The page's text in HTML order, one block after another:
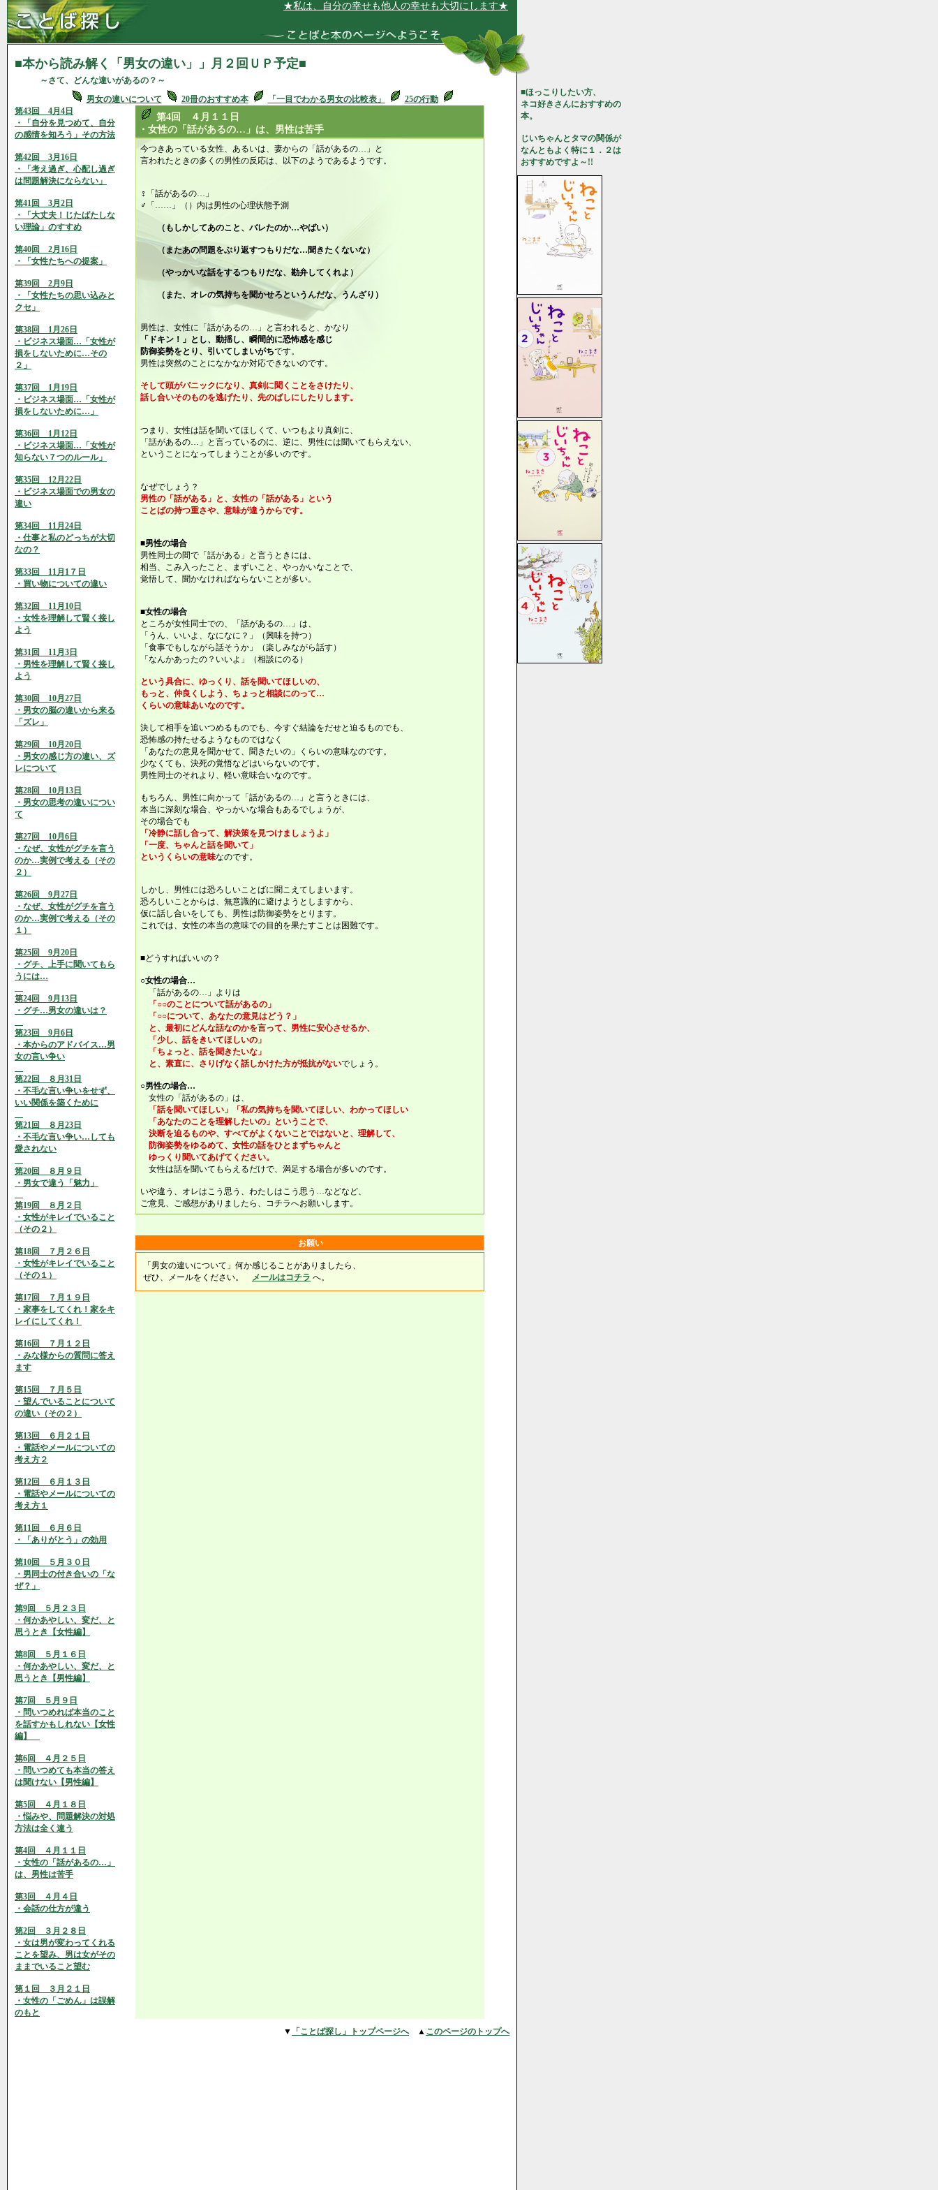
★私は、自分の幸せも他人の幸せも大切にします★
■本から読み解く「男女の違い」」月２回ＵＰ予定■
～さて、どんな違いがあるの？～
男女の違いについて
20冊のおすすめ本 「一目でわかる男女の比較表」
25の行動
第43回 4月4日
・「自分を見つめて、自分
の感情を知ろう」その方法
第42回 3月16日
・「考え過ぎ、心配し過ぎ
は問題解決にならない」
第41回 3月2日
・「大丈夫！じたばたしな
い理論」のすすめ
第40回 2月16日
・「女性たちへの提案」
第39回 2月9日
・「女性たちの思い込みと
クセ」
第38回 1月26日
・ビジネス場面…「女性が
損をしないために…その
２」
第37回 1月19日
・ビジネス場面…「女性が
損をしないために…」
第36回 1月12日
・ビジネス場面…「女性が
知らない７つのルール」
第35回 12月22日
・ビジネス場面での男女の
違い
第34回 11月24日
・仕事と私のどっちが大切
なの？
第33回 11月1７日
・買い物についての違い
第32回 11月10日
・女性を理解して賢く接し
よう
第31回 11月3日
・男性を理解して賢く接し
よう
第30回 10月27日
・男女の脳の違いから来る
「ズレ」
第29回 10月20日
・男女の感じ方の違い、ズ
レについて
第28回 10月13日
・男女の思考の違いについ
て
第27回 10月6日
・なぜ、女性がグチを言う
のか…実例で考える（その
２）
第26回 9月27日
・なぜ、女性がグチを言う
のか…実例で考える（その
１）
第25回 9月20日
・グチ、上手に聞いてもら
うには…
第24回 9月13日
・グチ…男女の違いは？
第23回 9月6日
・本からのアドバイス…男
女の言い争い
第22回 ８月31日
・不毛な言い争いをせず、
いい関係を築くために
第21回 ８月23日
・不毛な言い争い…しても
愛されない
第20回 ８月９日
・男女で違う「魅力」
第19回 ８月２日
・女性がキレイでいること
（その２）
第18回 ７月２６日
・女性がキレイでいること
（その１）
第17回 ７月１９日
・家事をしてくれ！家をキ
レイにしてくれ！
第16回 ７月１２日
・みな様からの質問に答え
ます
第15回 ７月５日
・望んでいることについて
の違い（その２）
第13回 ６月２１日
・電話やメールについての
考え方２
第12回 ６月１３日
・電話やメールについての
考え方１
第11回 ６月６日
・「ありがとう」の効用
第10回 ５月３０日
・男同士の付き合いの「な
ぜ？」
第9回 ５月２３日
・何かあやしい、変だ、と
思うとき【女性編】
第8回 ５月１６日
・何かあやしい、変だ、と
思うとき【男性編】
第7回 ５月９日
・問いつめれば本当のこと
を話すかもしれない【女性
編】
第6回 ４月２５日
・問いつめても本当の答え
は聞けない【男性編】
第5回 ４月１８日
・悩みや、問題解決の対処
方法は全く違う
第4回 ４月１１日
・女性の「話があるの…」
は、男性は苦手
第3回 ４月４日
・会話の仕方が違う
第2回 ３月２８日
・女は男が変わってくれる
ことを望み、男は女がその
ままでいること望む
第１回 ３月２１日
・女性の「ごめん」は誤解
のもと
第4回 ４月１１日
・女性の「話があるの…」は、男性は苦手
今つきあっている女性、あるいは、妻からの「話があるの…」と
言われたときの多くの男性の反応は、以下のようであるようです。
♀「話があるの…」
♂「……」（）内は男性の心理状態予測
（もしかしてあのこと、バレたのか…やばい）
（またあの問題をぶり返すつもりだな…聞きたくないな）
（やっかいな話をするつもりだな、勘弁してくれよ）
（また、オレの気持ちを聞かせろというんだな、うんざり）
男性は、女性に「話があるの…」と言われると、かなり
「ドキン！」とし、動揺し、瞬間的に恐怖感を感じ
防御姿勢をとり、引いてしまいがちです。
男性は突然のことになかなか対応できないのです。
そして頭がパニックになり、真剣に聞くことをさけたり、
話し合いそのものを逃げたり、先のばしにしたりします。
つまり、女性は話を聞いてほしくて、いつもより真剣に、
「話があるの…」と言っているのに、逆に、男性には聞いてもらえない、
ということになってしまうことが多いのです。
なぜでしょう？
男性の「話がある」と、女性の「話がある」という
ことばの持つ重さや、意味が違うからです。
■男性の場合
男性同士の間で「話がある」と言うときには、
相当、こみ入ったこと、まずいこと、やっかいなことで、
覚悟して、聞かなければならないことが多い。
■女性の場合
ところが女性同士での、「話があるの…」は、
「うん、いいよ、なになに？」（興味を持つ）
「食事でもしながら話そうか」（楽しみながら話す）
「なんかあったの？いいよ」（相談にのる）
という具合に、ゆっくり、話を聞いてほしいの、
もっと、仲良くしよう、ちょっと相談にのって…
くらいの意味あいなのです。
決して相手を追いつめるものでも、今すぐ結論をだせと迫るものでも、
恐怖感の持たせるようなものではなく
「あなたの意見を聞かせて、聞きたいの」くらいの意味なのです。
少なくても、決死の覚悟などはいらないのです。
男性同士のそれより、軽い意味合いなのです。
もちろん、男性に向かって「話があるの…」と言うときには、
本当に深刻な場合、やっかいな場合もあるでしょうが、
その場合でも
「冷静に話し合って、解決策を見つけましょうよ」
「一度、ちゃんと話を聞いて」
というくらいの意味なのです。
しかし、男性には恐ろしいことばに聞こえてしまいます。
恐ろしいことからは、無意識的に避けようとしますから、
仮に話し合いをしても、男性は防御姿勢をとります。
これでは、女性の本当の意味での目的を果たすことは困難です。
■どうすればいいの？
○女性の場合…
「話があるの…」よりは
「○○のことについて話があるの」
「○○について、あなたの意見はどう？」
と、最初にどんな話なのかを言って、男性に安心させるか、
「少し、話をきいてほしいの」
「ちょっと、話を聞きたいな」
と、素直に、さりげなく話しかけた方が抵抗がないでしょう。
○男性の場合…
女性の「話があるの」は、
「話を聞いてほしい」「私の気持ちを聞いてほしい、わかってほしい
「あなたのことを理解したいの」ということで、
決断を迫るものや、すべてがよくないことではないと、理解して、
防御姿勢をゆるめて、女性の話をひとまずちゃんと
ゆっくり聞いてあげてください。
女性は話を聞いてもらえるだけで、満足する場合が多いのです。
いや違う、オレはこう思う、わたしはこう思う…などなど、
ご意見、ご感想がありましたら、コチラへお願いします。
お願い
「男女の違いについて」何か感じることがありましたら、
ぜひ、メールをください。 メールはコチラ へ。
■ほっこりしたい方、
ネコ好きさんにおすすめの
本。
じいちゃんとタマの関係が
なんともよく特に１．２は
おすすめですよ～!!
▼ 「ことば探し」トップページへ▲ このページのトップへ